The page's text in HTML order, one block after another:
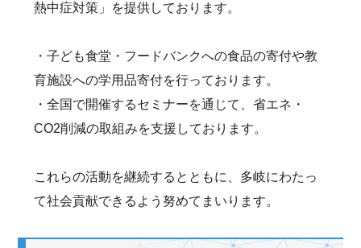
熱中症対策」を提供しております。
・子ども食堂・フードバンクへの食品の寄付や教
育施設への学用品寄付を行っております。
・全国で開催するセミナーを通じて、省エネ・
CO2削減の取組みを支援しております。
これらの活動を継続するとともに、多岐にわたっ
て社会貢献できるよう努めてまいります。